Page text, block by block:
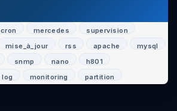
cron mercedes
supervision
mise_à_jour rss apache
mysql
snmp nano
h801
log monitoring partition